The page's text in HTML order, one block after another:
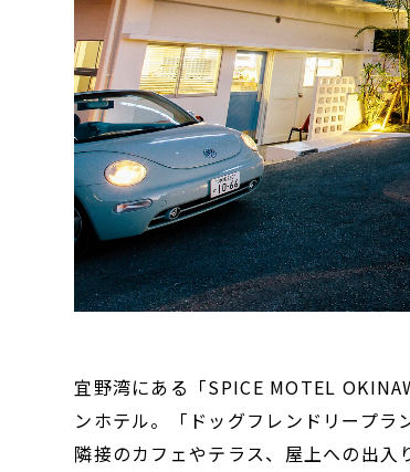
宜野湾にある「SPICE MOTEL
ンホテル。「ドッグフレンドリープ
隣接のカフェやテラス、屋上への出